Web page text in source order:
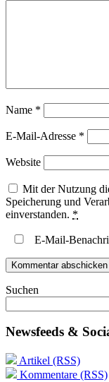
Name *
E-Mail-Adresse *
Website
Mit der Nutzung
Speicherung und
einverstanden. *
E-Mail-
Suchen
Newsfeeds &
Artikel (RSS)
Kommentare (RSS)